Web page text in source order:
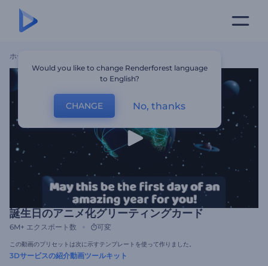
ホーム
誕生日のアニメ化グリーティングカード
6M+ エクスポート数 可変
この動画のプリセットは次に示すテンプレートを使って作りました。
3Dサービスの紹介動画ツールキット
Would you like to change Renderforest language
to English?
CHANGE No, thanks